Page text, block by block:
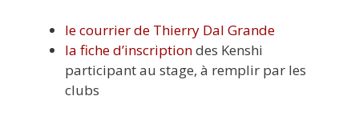
le courrier de Thierry Dal Grande
la fiche d’inscriptiondes Kenshi
participant au stage, à remplir par les
clubs